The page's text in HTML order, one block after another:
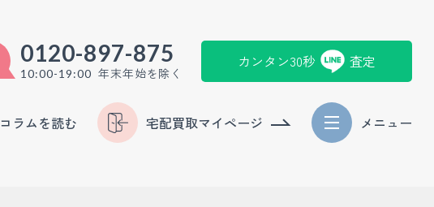
0120-897-875
10:00-19:00 年末年始を除く
カンタン30秒 査定
コラムを読む 宅配買取マイページ メニュー